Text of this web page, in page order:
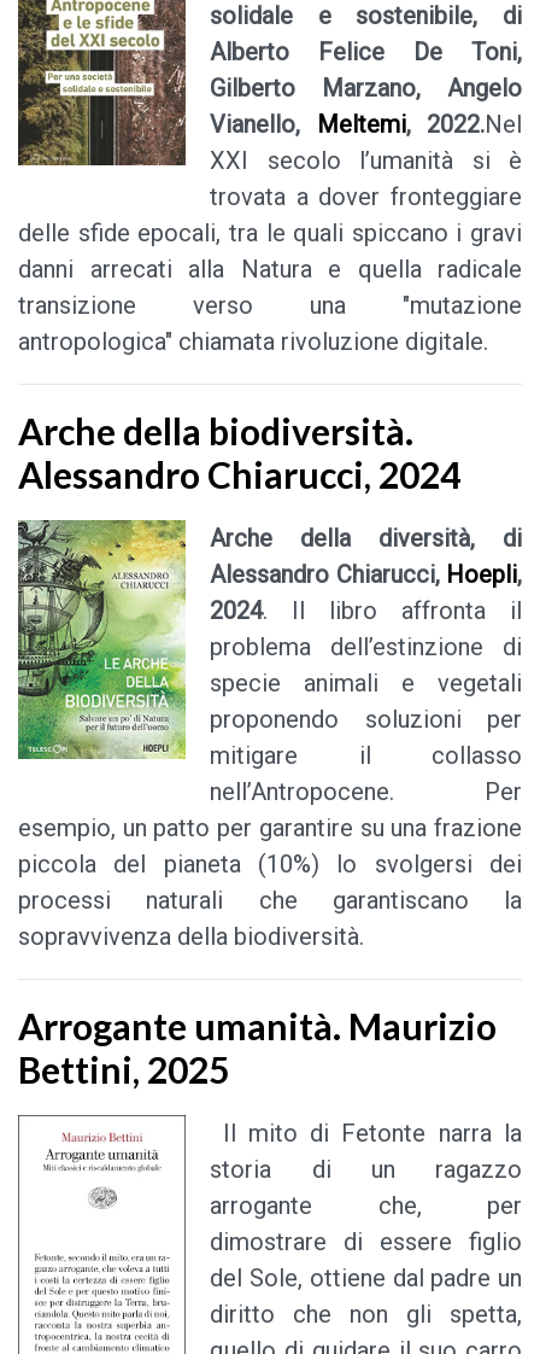
solidale e sostenibile, di
Alberto Felice De Toni,
Gilberto Marzano, Angelo
Vianello,
Meltemi, 2022.Nel
XXI secolo l’umanità si è
trovata a dover fronteggiare
delle sfide epocali, tra le quali spiccano i gravi
danni arrecati alla Natura e quella radicale
transizione verso una "mutazione
antropologica" chiamata rivoluzione digitale.
Arche della biodiversità.
Alessandro Chiarucci, 2024
Arche della diversità, di
Alessandro Chiarucci, Hoepli,
2024. Il libro affronta il
problema dell’estinzione di
specie animali e vegetali
proponendo soluzioni per
mitigare il collasso
nell’Antropocene. Per
esempio, un patto per garantire su una frazione
piccola del pianeta (10%) lo svolgersi dei
processi naturali che garantiscano la
sopravvivenza della biodiversità.
Arrogante umanità. Maurizio
Bettini, 2025
Il mito di Fetonte narra la
storia di un ragazzo
arrogante che, per
dimostrare di essere figlio
del Sole, ottiene dal padre un
diritto che non gli spetta,